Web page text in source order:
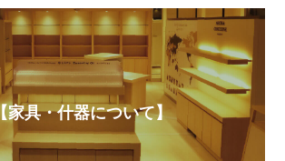
【家具・什器について】